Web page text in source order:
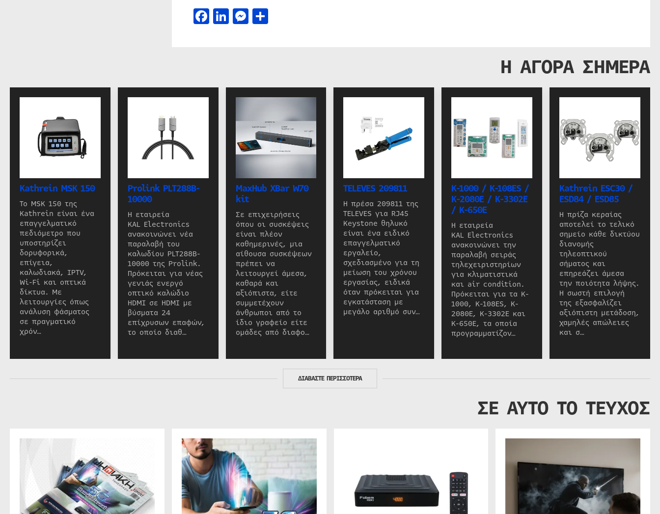
Facebook
LinkedIn
Messenger
Μοιραστείτε
Η ΑΓΟΡΑ ΣΗΜΕΡΑ
Kathrein MSK 150
Το MSK 150 της
Kathrein είναι ένα
επαγγελματικό
πεδιόμετρο που
υποστηρίζει
δορυφορικά,
επίγεια,
καλωδιακά, IPTV,
Wi-Fi και οπτικά
δίκτυα. Με
λειτουργίες όπως
ανάλυση φάσματος
σε πραγματικό
χρόν…
Prolink PLT288B-
10000
Η εταιρεία
KAL Electronics
ανακοινώνει νέα
παραλαβή του
καλωδίου PLT288B-
10000 της Prolink.
Πρόκειται για νέας
γενιάς ενεργό
οπτικό καλώδιο
HDMI σε HDMI με
βύσματα 24
επίχρυσων επαφών,
το οποίο διαθ…
MaxHub XBar W70
kit
Σε επιχειρήσεις
όπου οι συσκέψεις
είναι πλέον
καθημερινές, μια
αίθουσα συσκέψεων
πρέπει να
λειτουργεί άμεσα,
καθαρά και
αξιόπιστα, είτε
συμμετέχουν
άνθρωποι από το
ίδιο γραφείο είτε
ομάδες από διαφο…
TELEVES 209811
Η πρέσα 209811 της
TELEVES για RJ45
Keystone θηλυκό
είναι ένα ειδικό
επαγγελματικό
εργαλείο,
σχεδιασμένο για τη
μείωση του χρόνου
εργασίας, ειδικά
όταν πρόκειται για
εγκατάσταση με
μεγάλο αριθμό συν…
K-1000 / K-108ES /
K-2080E / K-3302E
/ K-650E
Η εταιρεία
KAL Electronics
ανακοινώνει την
παραλαβή σειράς
τηλεχειριστηρίων
για κλιματιστικά
και air condition.
Πρόκειται για τα K-
1000, K-108ES, K-
2080E, K-3302E και
K-650E, τα οποία
προγραμματίζον…
Kathrein ESC30 /
ESD84 / ESD85
Η πρίζα κεραίας
αποτελεί το τελικό
σημείο κάθε δικτύου
διανομής
τηλεοπτικού
σήματος και
επηρεάζει άμεσα
την ποιότητα λήψης.
Η σωστή επιλογή
της εξασφαλίζει
αξιόπιστη μετάδοση,
χαμηλές απώλειες
και σ…
ΔΙΑΒΑΣΤΕ ΠΕΡΙΣΣΟΤΕΡΑ
ΣΕ ΑΥΤΟ ΤΟ ΤΕΥΧΟΣ